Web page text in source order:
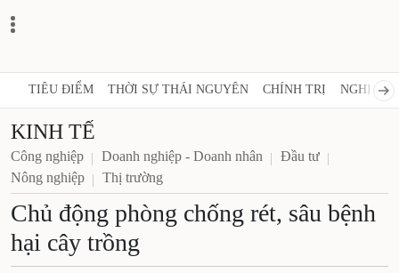
TIÊU ĐIỂM THỜI SỰ THÁI NGUYÊN CHÍNH TRỊ NGHỊ
KINH TẾ
Công nghiệp Doanh nghiệp - Doanh nhân
Đầu tư
Nông nghiệp
Thị trường
Chủ động phòng chống rét, sâu bệnh
hại cây trồng